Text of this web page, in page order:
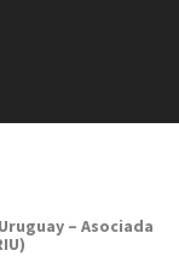
– Asociada